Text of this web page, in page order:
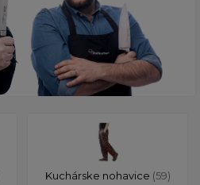
Kuchárske nohavice (59)